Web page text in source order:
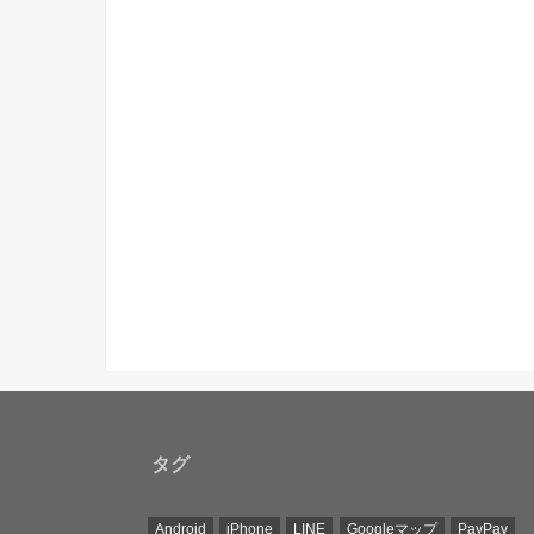
タグ
Android iPhone LINE Googleマップ
PayPay